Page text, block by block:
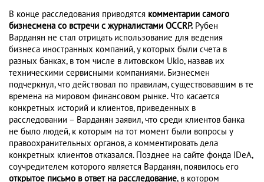
В конце расследования приводятся комментарии самого
бизнесмена со встречи с журналистами OCCRP. Рубен
Варданян не стал отрицать использование для ведения
бизнеса иностранных компаний, у которых были счета в
разных банках, в том числе в литовском Ukio, назвав их
техническими сервисными компаниями. Бизнесмен
подчеркнул, что действовал по правилам, существовавшим в те
времена на мировом финансовом рынке. Что касается
конкретных историй и клиентов, приведенных в
расследовании – Варданян заявил, что среди клиентов банка
не было людей, к которым на тот момент были вопросы у
правоохранительных органов, а комментировать дела
конкретных клиентов отказался. Позднее на сайте фонда IDeA,
соучредителем которого является Варданян, появилось его
открытое письмо в ответ на расследование, в котором